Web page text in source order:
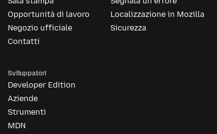
Opportunità di lavoro
Negozio ufficiale
Contatti
Localizzazione in Mozilla
Sicurezza
Sviluppatori
Developer Edition
Aziende
Strumenti
MDN